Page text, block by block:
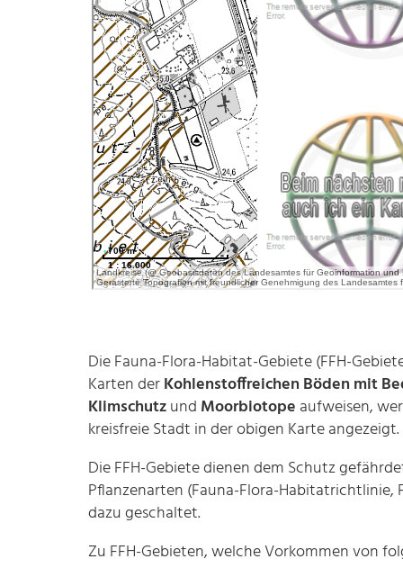
Die Fauna-Flora-Habitat-Gebiete (FFH-
Karten derKohlenstoffreichen Böden mit
Klimschutzund Moorbiotope aufweisen,
kreisfreie Stadt in der obigen Karte angezeigt.
Die FFH-Gebiete dienen dem Schutz
Pflanzenarten (Fauna-Flora-Habitatrichtlinie,
dazu geschaltet.
Zu FFH-Gebieten, welche Vorkommen von